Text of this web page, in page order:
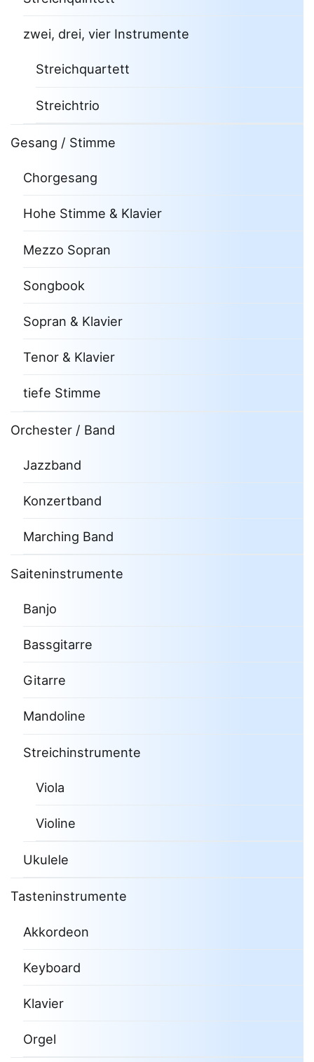
zwei, drei, vier Instrumente
Streichquartett
Streichtrio
Gesang / Stimme
Chorgesang
Hohe Stimme & Klavier
Mezzo Sopran
Songbook
Sopran & Klavier
Tenor & Klavier
tiefe Stimme
Orchester / Band
Jazzband
Konzertband
Marching Band
Saiteninstrumente
Banjo
Bassgitarre
Gitarre
Mandoline
Streichinstrumente
Viola
Violine
Ukulele
Tasteninstrumente
Akkordeon
Keyboard
Klavier
Orgel